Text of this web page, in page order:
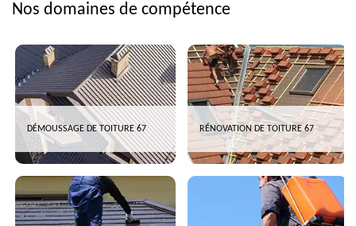
Nos domaines de compétence
DÉMOUSSAGE DE TOITURE 67 RÉNOVATION DE TOITURE 67